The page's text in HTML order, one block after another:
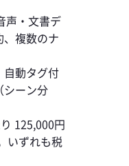
声・文書デ
複数のナ
動タグ付
シーン分
125,000円
いずれも税